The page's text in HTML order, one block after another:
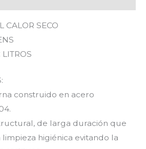
CALOR SECO
LITROS
construido en acero
de larga duración que
higiénica evitando la